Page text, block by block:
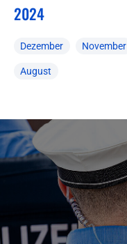
2024
Dezember November
August